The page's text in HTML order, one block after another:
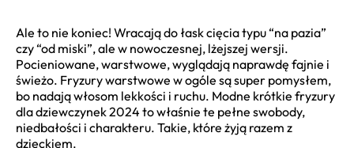
Ale to nie koniec! Wracają do łask cięcia typu “na pazia”
czy “od miski”, ale w nowoczesnej, lżejszej wersji.
Pocieniowane, warstwowe, wyglądają naprawdę fajnie i
świeżo. Fryzury warstwowe w ogóle są super pomysłem,
bo nadają włosom lekkości i ruchu. Modne krótkie fryzury
dla dziewczynek 2024 to właśnie te pełne swobody,
niedbałości i charakteru. Takie, które żyją razem z
dzieckiem.